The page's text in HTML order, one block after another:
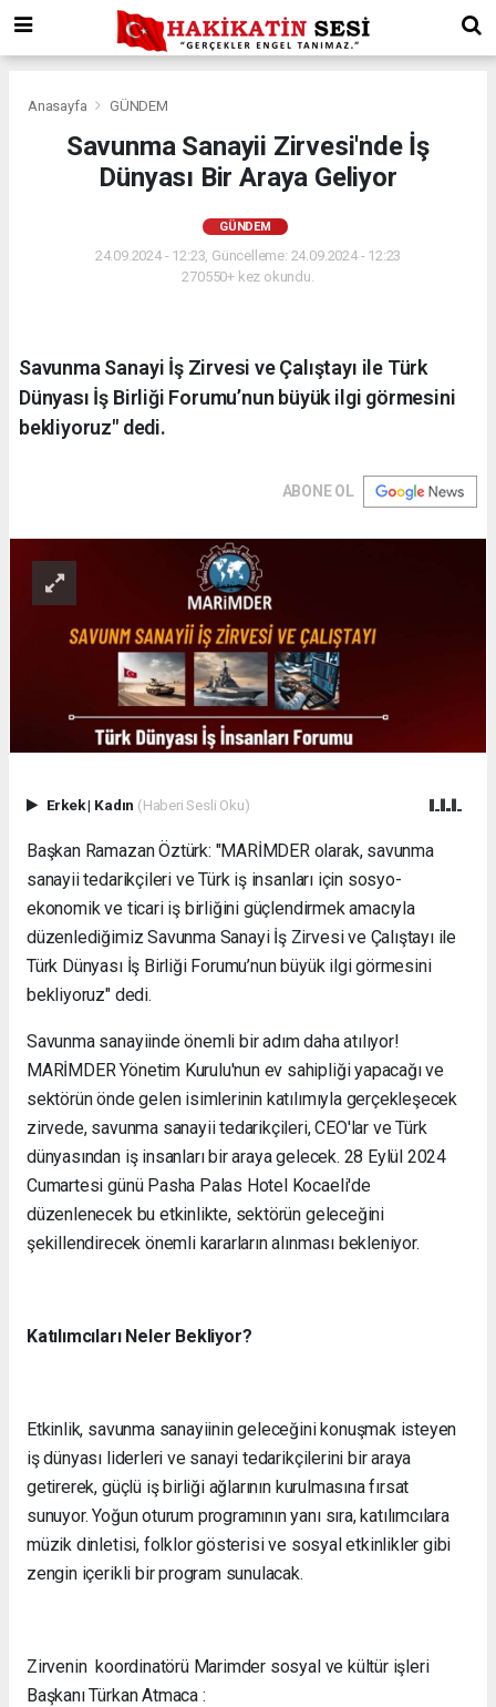
Anasayfa GÜNDEM
Savunma Sanayii Zirvesi'nde İş
Dünyası Bir Araya Geliyor
GÜNDEM
24.09.2024 - 12:23, Güncelleme: 24.09.2024 - 12:23
270550+ kez okundu.
Savunma Sanayi İş Zirvesi ve Çalıştayı ile Türk
Dünyası İş Birliği Forumu’nun büyük ilgi görmesini
bekliyoruz" dedi.
ABONE OL
Erkek| Kadın (Haberi Sesli Oku)
Başkan Ramazan Öztürk: "MARİMDER olarak, savunma
sanayii tedarikçileri ve Türk iş insanları için sosyo-
ekonomik ve ticari iş birliğini güçlendirmek amacıyla
düzenlediğimiz Savunma Sanayi İş Zirvesi ve Çalıştayı ile
Türk Dünyası İş Birliği Forumu’nun büyük ilgi görmesini
bekliyoruz" dedi.
Savunma sanayiinde önemli bir adım daha atılıyor!
MARİMDER Yönetim Kurulu'nun ev sahipliği yapacağı ve
sektörün önde gelen isimlerinin katılımıyla gerçekleşecek
zirvede, savunma sanayii tedarikçileri, CEO'lar ve Türk
dünyasından iş insanları bir araya gelecek. 28 Eylül 2024
Cumartesi günü Pasha Palas Hotel Kocaeli'de
düzenlenecek bu etkinlikte, sektörün geleceğini
şekillendirecek önemli kararların alınması bekleniyor.
Katılımcıları Neler Bekliyor?
Etkinlik, savunma sanayiinin geleceğini konuşmak isteyen
iş dünyası liderleri ve sanayi tedarikçilerini bir araya
getirerek, güçlü iş birliği ağlarının kurulmasına fırsat
sunuyor. Yoğun oturum programının yanı sıra, katılımcılara
müzik dinletisi, folklor gösterisi ve sosyal etkinlikler gibi
zengin içerikli bir program sunulacak.
Zirvenin koordinatörü Marimder sosyal ve kültür işleri
Başkanı Türkan Atmaca :